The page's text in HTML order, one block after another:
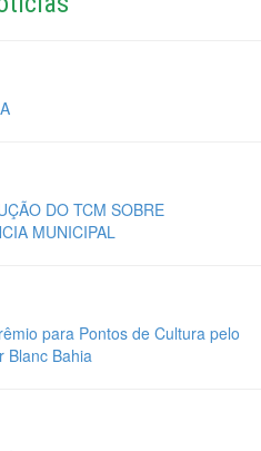
DO TCM SOBRE
MUNICIPAL
para Pontos de Cultura pelo
Blanc Bahia